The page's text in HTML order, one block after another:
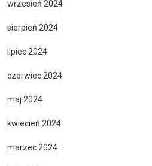
wrzesień 2024
sierpień 2024
lipiec 2024
czerwiec 2024
maj 2024
kwiecień 2024
marzec 2024